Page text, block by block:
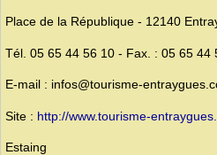
Place de la République - 12140
Tél. 05 65 44 56 10 - Fax. : 05 65 44
E-mail : infos@tourisme-
Site : http://www.tourisme-
Estaing